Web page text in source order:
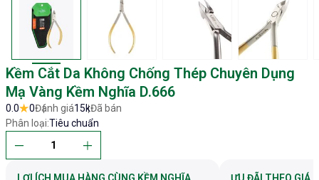
Kềm Cắt Da Không Chống Thép Chuyên Dụng
Mạ Vàng Kềm Nghĩa D.666
0.0 0Đánh giá15kĐã bán
Phân loại:Tiêu chuẩn